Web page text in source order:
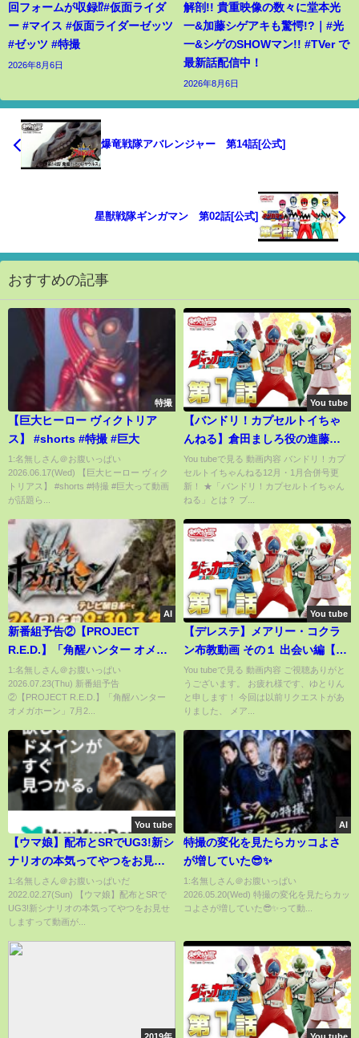
回フォームが収録⁉︎#仮面ライダ
ー #マイス #仮面ライダーゼッツ
#ゼッツ #特撮
2026年8月6日
解剖!! 貴重映像の数々に堂本光
一&加藤シゲアキも驚愕!?｜#光
一&シゲのSHOWマン!! #TVer で
最新話配信中！
2026年8月6日
爆竜戦隊アバレンジャー 第14話[公式]
星獣戦隊ギンガマン 第02話[公式]
おすすめの記事
特撮
【巨大ヒーロー ヴィクトリア
ス】 #shorts #特撮 #巨大
1:名無しさん＠お腹いっぱい
2026.06.17(Wed) 【巨大ヒーロー ヴィク
トリアス】 #shorts #特撮 #巨大って動画
が話題ら...
You tube
【バンドリ！カプセルトイちゃ
んねる】倉田ましろ役の進藤あ
まねさんが12月・1月発売のカプ
セルトイ商品を紹介！【合併
12・1月号】
You tubeで見る 動画内容 バンドリ！カプ
セルトイちゃんねる12月・1月合併号更
新！ ★「バンドリ！カプセルトイちゃん
ねる」とは？ ブ...
AI
新番組予告②【PROJECT
R.E.D.】「角醒ハンター オメガ
ホーン」7月26日(日)午前9:30ス
タート！
1:名無しさん＠お腹いっぱい
2026.07.23(Thu) 新番組予告
②【PROJECT R.E.D.】「角醒ハンター
オメガホーン」7月2...
You tube
【デレステ】メアリー・コクラ
ン布教動画 その１ 出会い編【デ
レマス】
You tubeで見る 動画内容 ご視聴ありがと
うございます。 お疲れ様です、ゆとりん
と申します！ 今回は以前リクエストがあ
りました、 メア...
You tube
【ウマ娘】配布とSRでUG3!新シ
ナリオの本気ってやつをお見せ
します
1:名無しさん＠お腹いっぱいだ
2022.02.27(Sun) 【ウマ娘】配布とSRで
UG3!新シナリオの本気ってやつをお見せ
しますって動画が...
AI
特撮の変化を見たらカッコよさ
が増していた😎✨
1:名無しさん＠お腹いっぱい
2026.05.20(Wed) 特撮の変化を見たらカッ
コよさが増していた😎✨って動...